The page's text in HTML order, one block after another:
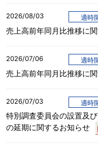
2026/08/03 適時
売上高前年同月比推移に
2026/07/06 適時
売上高前年同月比推移に
2026/07/03 適時
特別調査委員会の設置及
の延期に関するお知らせ